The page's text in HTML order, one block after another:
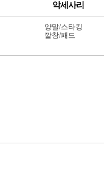
악세사리
양말/스타킹
깔창/패드